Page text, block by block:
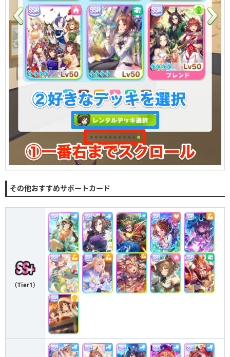
その他おすすめサポートカード
（Tier1）